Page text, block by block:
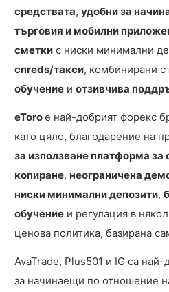
средствата,удобни за
търговия и мобилни
сметки с ниски минимални
спreds/такси, комбинирани с
обучение иотзивчива
eToroе най-добрият форекс
като цяло, благодарение на
за използване платформа за
копиране, неограничена
ниски минимални депозити,
обучение и регулация в
ценова политика, базирана
AvaTrade, Plus501 и IG са
за начинаещи по отношение